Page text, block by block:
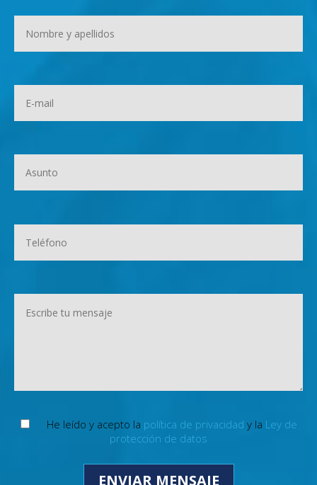
He leído y acepto la política de privacidad y la Ley de
protección de datos